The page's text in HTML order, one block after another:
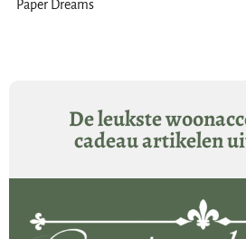
Paper Dreams
De leukste
cadeau artikelen